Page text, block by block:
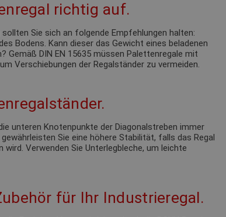
richtig auf.
sollten Sie sich an folgende Empfehlungen halten:
Bodens. Kann dieser das Gewicht eines beladenen
Gemäß DIN EN 15635 müssen Palettenregale mit
Verschiebungen der Regalständer zu vermeiden.
unteren Knotenpunkte der Diagonalstreben immer
Sie eine höhere Stabilität, falls das Regal
Verwenden Sie Unterlegbleche, um leichte
für Ihr Industrieregal.